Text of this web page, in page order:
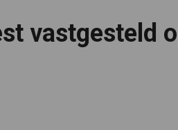
vastgesteld